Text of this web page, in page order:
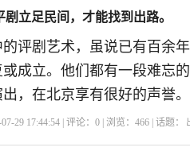
剧立足民间，才能找到出路。
评剧艺术，虽说已有百余
或成立。他们都有一段难忘
，在北京享有很好的声誉。
29 17:44:54 | 评论： 0 | 浏览： 466 | 话题：